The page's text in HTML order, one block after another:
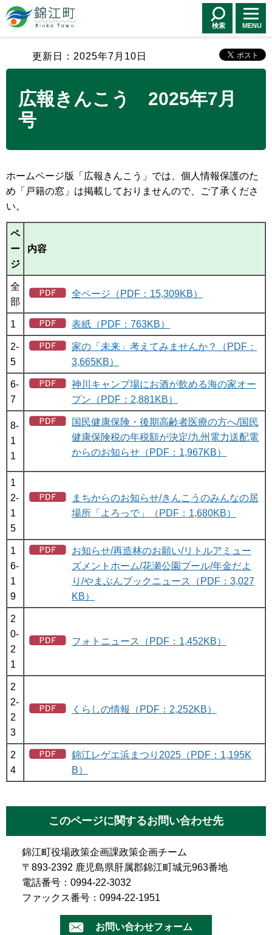
錦江町 Kinko
Town
検索 MENU
更新日：2025年7月10日
広報きんこう 2025年7月
号
ホームページ版「広報きんこう」では、個人情報保護のた
め「戸籍の窓」は掲載しておりませんので、ご了承くださ
い。
ペ
ー
ジ
内容
全
部
全ページ（PDF：15,309KB）
1 表紙（PDF：763KB）
2-
5
家の「未来」考えてみませんか？（PDF：
3,665KB）
6-
7
神川キャンプ場にお酒が飲める海の家オー
プン（PDF：2,881KB）
8-
1
1
国民健康保険・後期高齢者医療の方へ/国民
健康保険税の年税額が決定/九州電力送配電
からのお知らせ（PDF：1,967KB）
1
2-
1
5
まちからのお知らせ/きんこうのみんなの居
場所「よろっで」（PDF：1,680KB）
1
6-
1
9
お知らせ/再造林のお願い/リトルアミュー
ズメントホーム/花瀬公園プール/年金だよ
り/やまぶんブックニュース（PDF：3,027
KB）
2
0-
2
1
フォトニュース（PDF：1,452KB）
2
2-
2
3
くらしの情報（PDF：2,252KB）
2
4
錦江レゲエ浜まつり2025（PDF：1,195K
B）
このページに関するお問い合わせ先
錦江町役場政策企画課政策企画チーム
〒893-2392 鹿児島県肝属郡錦江町城元963番地
電話番号：0994-22-3032
ファックス番号：0994-22-1951